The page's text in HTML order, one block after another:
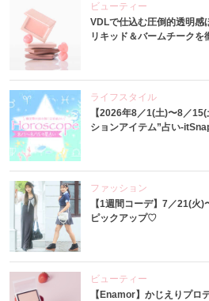
ビューティー
VDLで仕込む圧倒的透明
リキッド＆バームチークを
ライフスタイル
【2026年8／1(土)〜8／
ションアイテム”占い-
ファッション
【1週間コーデ】7／21(火
ピックアップ♡
ビューティー
【Enamor】かじえりプ